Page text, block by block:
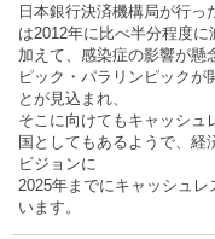
日本銀行決済機構局が行っ
は2012年に比べ半分程度に
加えて、感染症の影響が懸
ピック・パラリンピックが
とが見込まれ、
そこに向けてもキャッシュ
国としてもあるようで、経
ビジョンに
2025年までにキャッシュ
います。